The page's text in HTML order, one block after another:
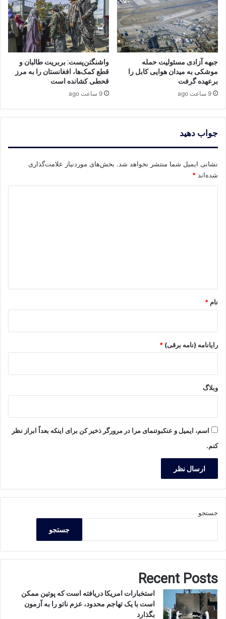
جبهه آزادی مسئولیت حمله
موشکی به میدان هوایی کابل را
برعهده گرفت
9 ساعت ago
واشنگتن‌پست: بربریت طالبان و
قطع کمک‌ها، افغانستان را به مرز
قحطی کشانده است
9 ساعت ago
جواب دهید
نشانی ایمیل شما منتشر نخواهد شد. بخش‌های موردنیاز علامت‌گذاری
شده‌اند *
نام *
رایانامه (نامه برقی) *
وبلاگ
اسم، ایمیل و عنکبوتنمای مرا در مرورگر ذخیر کن برای اینکه بعداً ابراز نظر
کنم.
جستجو
جستجو
Recent Posts
استخبارات امریکا دریافته است که پوتین ممکن
است با یک تهاجم محدود، عزم ناتو را به آزمون
بگذارد